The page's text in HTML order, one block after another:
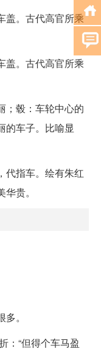
盖。古代高官所乘
盖。古代高官所乘
；毂：车轮中心的
的车子。比喻显
代指车。绘有朱红
贵。
。
：“但得个车马盈